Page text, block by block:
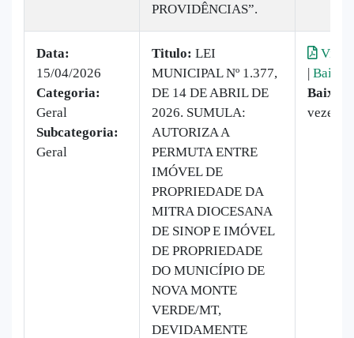
PROVIDÊNCIAS”.
Data:
15/04/2026
Categoria:
Geral
Subcategoria:
Geral
Titulo: LEI
MUNICIPAL Nº 1.377,
DE 14 DE ABRIL DE
2026. SUMULA:
AUTORIZA A
PERMUTA ENTRE
IMÓVEL DE
PROPRIEDADE DA
MITRA DIOCESANA
DE SINOP E IMÓVEL
DE PROPRIEDADE
DO MUNICÍPIO DE
NOVA MONTE
VERDE/MT,
DEVIDAMENTE
| Baixar
vezes